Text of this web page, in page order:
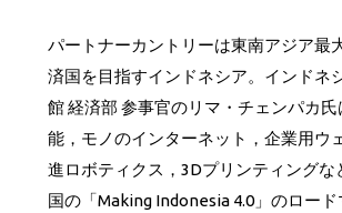
パートナーカントリーは東南アジア最
済国を目指すインドネシア。インドネ
館 経済部 参事官のリマ・チェンパカ氏
能，モノのインターネット，企業用ウ
進ロボティクス，3Dプリンティングな
国の「Making Indonesia 4.0」のロー